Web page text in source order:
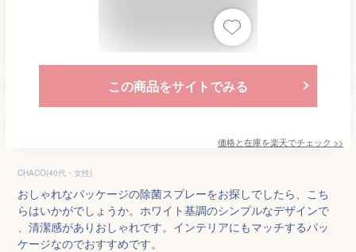
この商品をサイトでみる
価格と在庫を楽天でチェック >>
CHACO(40代・女性)
おしゃれなパッケージの除菌スプレーをお探しでしたら、こち
らはいかがでしょうか。ホワイト基調のシンプルなデザインで
、清潔感がありおしゃれです。インテリアにもマッチするパッ
ケージなのでおすすめです。